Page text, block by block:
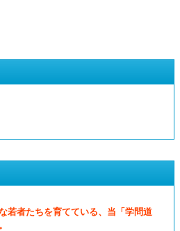
若者たちを育てている、当「学問道